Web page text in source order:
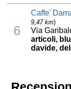
6
Caffe'
9,47 km)
Via
articoli,
davide,